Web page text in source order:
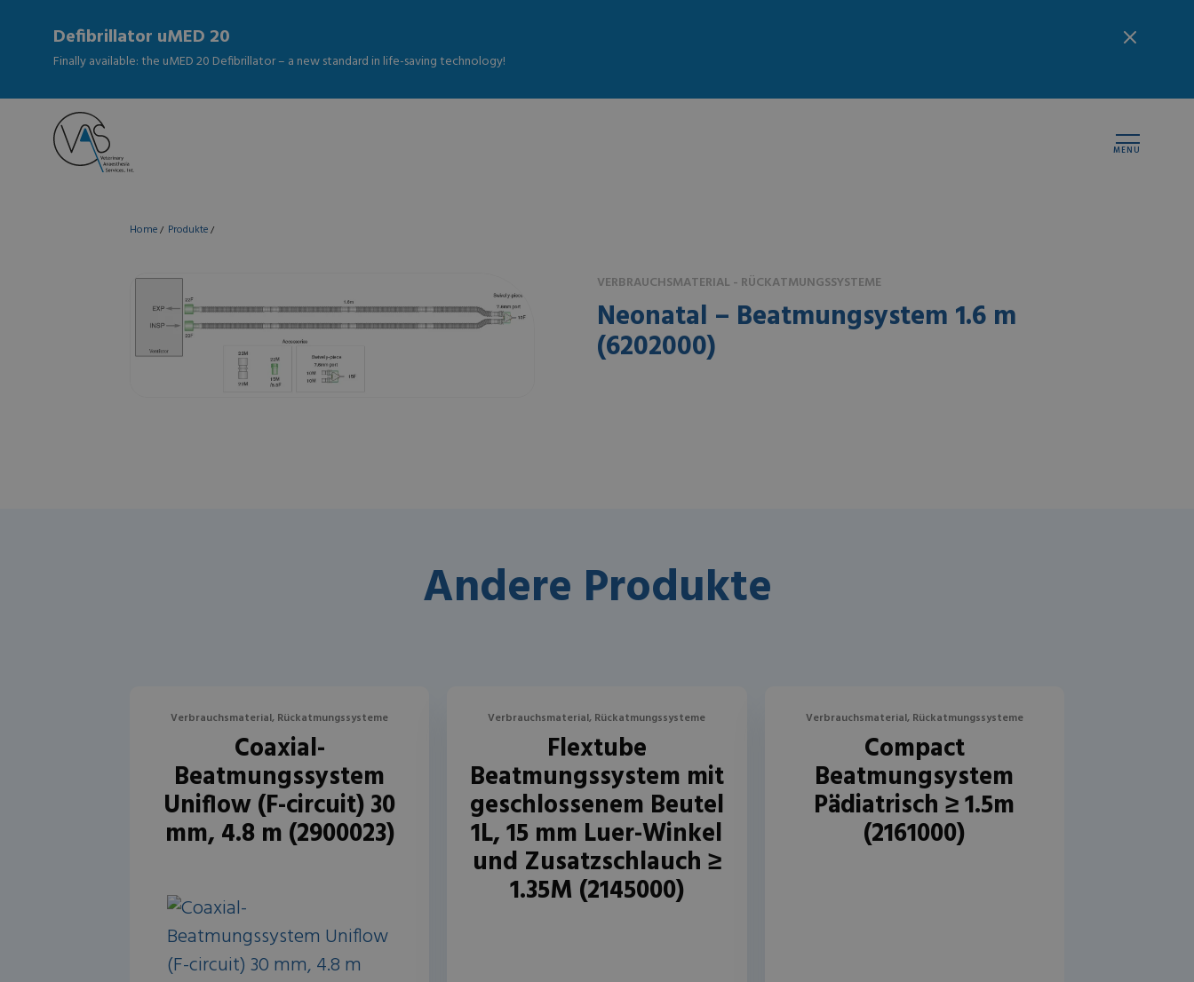
Defibrillator uMED 20
Finally available: the uMED 20 Defibrillator – a new standard in life-saving technology!
MENU
Home Produkte
VERBRAUCHSMATERIAL - RÜCKATMUNGSSYSTEME
Neonatal – Beatmungsystem 1.6 m
(6202000)
Andere Produkte
Verbrauchsmaterial, Rückatmungssysteme
Coaxial-
Beatmungssystem
Uniflow (F-circuit) 30
mm, 4.8 m (2900023)
Verbrauchsmaterial, Rückatmungssysteme
Flextube
Beatmungssystem mit
geschlossenem Beutel
1L, 15 mm Luer-Winkel
und Zusatzschlauch ≥
1.35M (2145000)
Verbrauchsmaterial, Rückatmungssysteme
Compact
Beatmungsystem
Pädiatrisch ≥ 1.5m
(2161000)